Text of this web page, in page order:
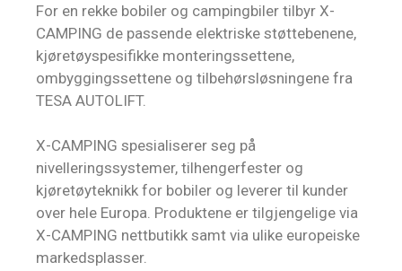
For en rekke bobiler og campingbiler tilbyr X-
CAMPING de passende elektriske støttebenene,
kjøretøyspesifikke monteringssettene,
ombyggingssettene og tilbehørsløsningene fra
TESA AUTOLIFT.
X-CAMPING spesialiserer seg på
nivelleringssystemer, tilhengerfester og
kjøretøyteknikk for bobiler og leverer til kunder
over hele Europa. Produktene er tilgjengelige via
X-CAMPING nettbutikk samt via ulike europeiske
markedsplasser.